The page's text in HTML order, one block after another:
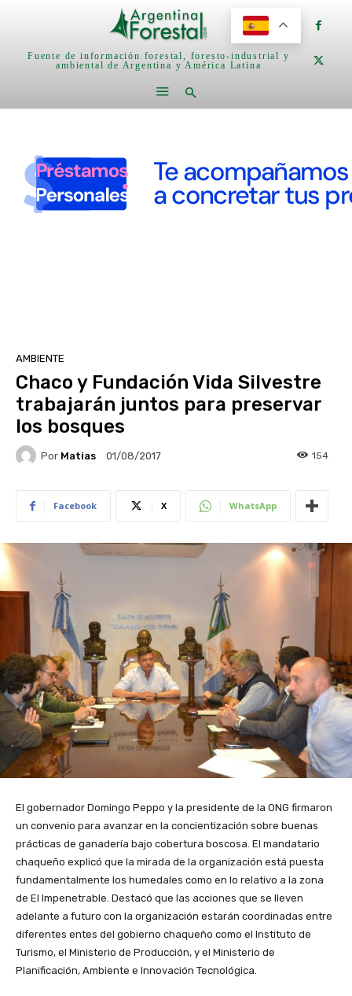
Fuente de información forestal, foresto-industrial y
ambiental de Argentina y América Latina
AMBIENTE
Chaco y Fundación Vida Silvestre
trabajarán juntos para preservar
los bosques
Por Matias 01/08/2017 154
Facebook X WhatsApp
El gobernador Domingo Peppo y la presidente de la ONG firmaron
un convenio para avanzar en la concientización sobre buenas
prácticas de ganadería bajo cobertura boscosa. El mandatario
chaqueño explicó que la mirada de la organización está puesta
fundamentalmente los humedales como en lo relativo a la zona
de El Impenetrable. Destacó que las acciones que se lleven
adelante a futuro con la organización estarán coordinadas entre
diferentes entes del gobierno chaqueño como el Instituto de
Turismo, el Ministerio de Producción, y el Ministerio de
Planificación, Ambiente e Innovación Tecnológica.